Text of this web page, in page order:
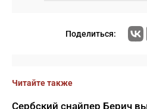
Поделиться:
Читайте также
Сербский снайпер Берич